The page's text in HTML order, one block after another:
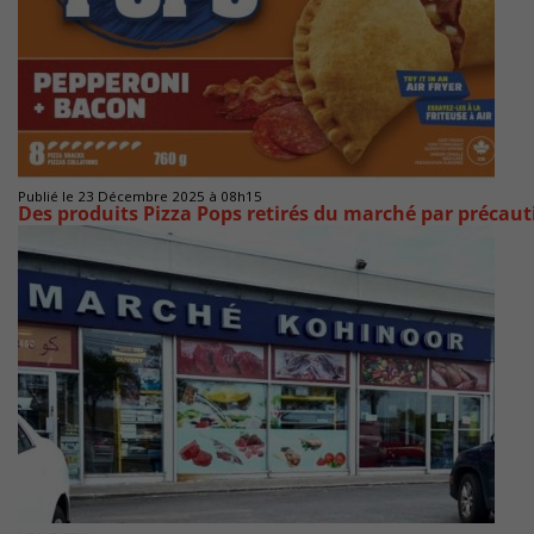
Publié le 23 Décembre 2025 à 08h15
Des produits Pizza Pops retirés du marché par